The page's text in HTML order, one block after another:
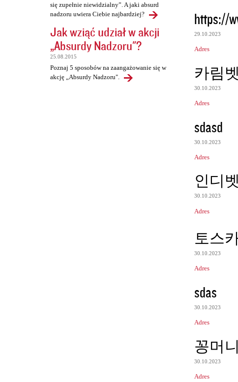
się zupełnie niewidzialny”. A jaki absurd
nadzoru uwiera Ciebie najbardziej?
Jak wziąć udział w akcji
„Absurdy Nadzoru"?
25.08.2015
Poznaj 5 sposobów na zaangażowanie się w
akcję „Absurdy Nadzoru".
https://
29.10.2023
Adres
카림벳
30.10.2023
Adres
sdasd
30.10.2023
Adres
인디벳
30.10.2023
Adres
토스
30.10.2023
Adres
sdas
30.10.2023
Adres
꽁머니
30.10.2023
Adres